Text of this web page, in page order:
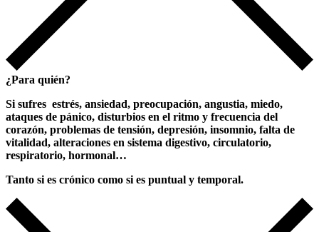
¿Para quién?
Si sufres estrés, ansiedad, preocupación, angustia, miedo,
ataques de pánico, disturbios en el ritmo y frecuencia del
corazón, problemas de tensión, depresión, insomnio, falta de
vitalidad, alteraciones en sistema digestivo, circulatorio,
respiratorio, hormonal…
Tanto si es crónico como si es puntual y temporal.